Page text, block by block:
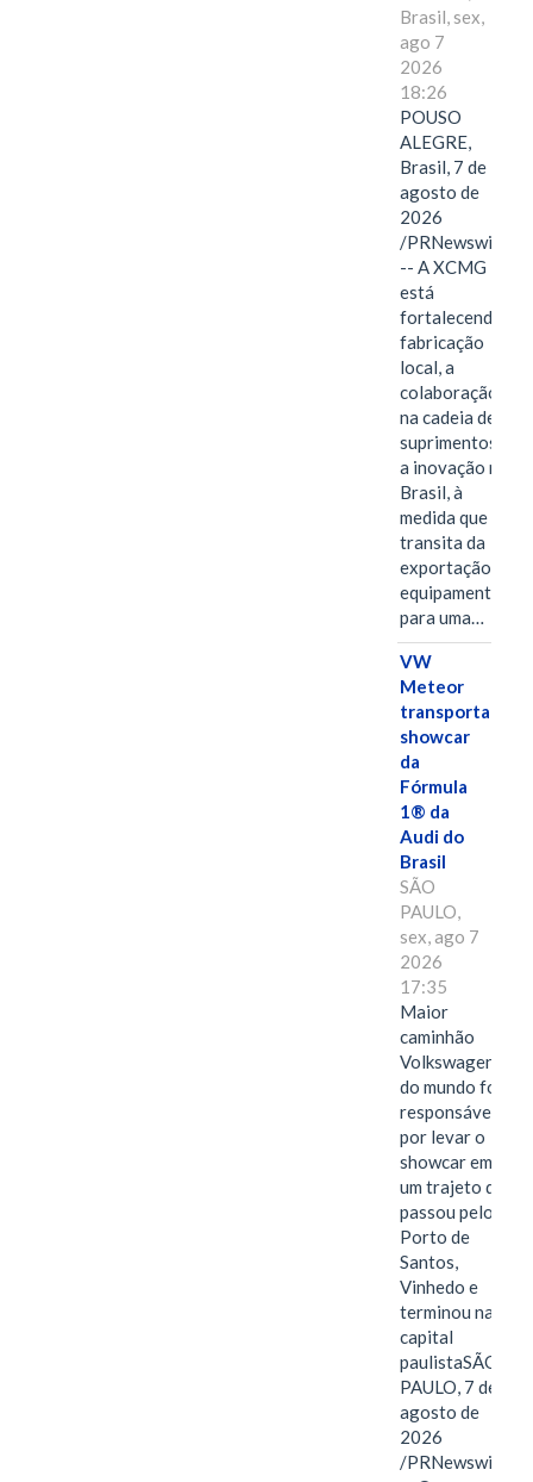
Brasil, sex,
ago 7
2026
18:26
POUSO
ALEGRE,
Brasil, 7 de
agosto de
2026
/PRNewswire/
-- A XCMG
está
fortalecendo a
fabricação
local, a
colaboração
na cadeia de
suprimentos e
a inovação no
Brasil, à
medida que
transita da
exportação de
equipamentos
para uma…
VW
Meteor
transporta
showcar
da
Fórmula
1® da
Audi do
Brasil
SÃO
PAULO,
sex, ago 7
2026
17:35
Maior
caminhão
Volkswagen
do mundo foi
responsável
por levar o
showcar em
um trajeto que
passou pelo
Porto de
Santos,
Vinhedo e
terminou na
capital
paulistaSÃO
PAULO, 7 de
agosto de
2026
/PRNewswire/